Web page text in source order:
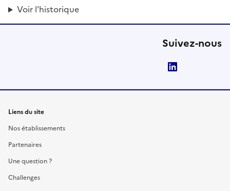
Voir l'historique
Suivez-nous
Liens du site
Nos établissements
Partenaires
Une question ?
Challenges